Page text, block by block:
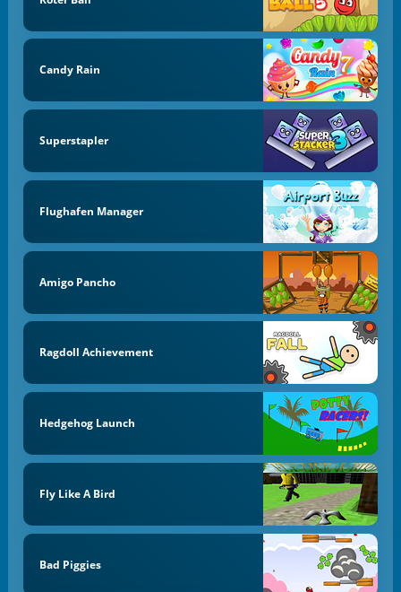
Candy Rain
Superstapler
Flughafen Manager
Amigo Pancho
Ragdoll Achievement
Hedgehog Launch
Fly Like A Bird
Bad Piggies